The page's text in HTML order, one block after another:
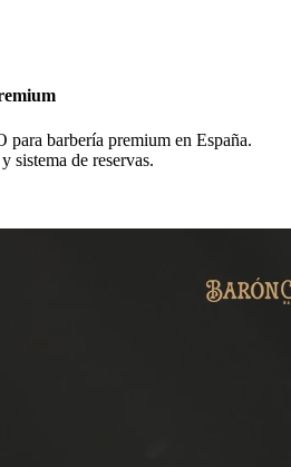
barbería premium en España.
sistema de reservas.